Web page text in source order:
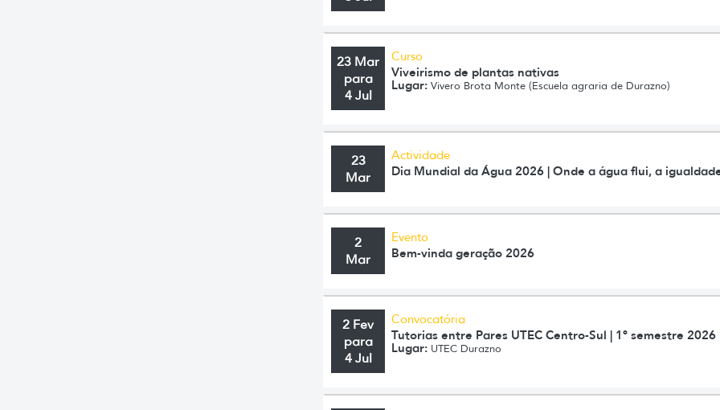
23 Mar
para
4 Jul
Curso
Viveirismo de plantas nativas
Lugar: Vivero Brota Monte (Escuela agraria de Durazno)
23
Mar
Actividade
Dia Mundial da Água 2026 | Onde a água flui, a
2
Mar
Evento
Bem-vinda geração 2026
2 Fev
para
4 Jul
Convocatória
Tutorias entre Pares UTEC Centro-Sul | 1º semestre 2026
Lugar: UTEC Durazno